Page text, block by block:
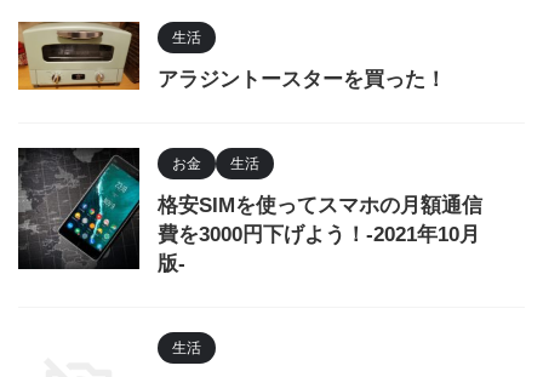
生活
アラジントースターを買った！
お金 生活
格安SIMを使ってスマホの月額通信
費を3000円下げよう！-2021年10月
版-
生活